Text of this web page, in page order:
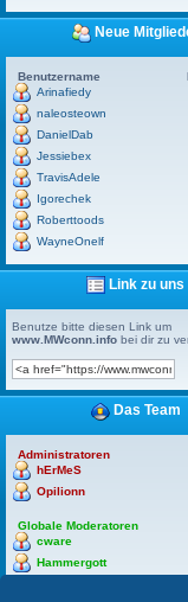
Neue
Benutzername
Arinafiedy
naleosteown
DanielDab
Jessiebex
TravisAdele
Igorechek
Roberttoods
WayneOnelf
Link zu uns
Benutze bitte diesen Link um
www.MWconn.info bei dir zu
Das Team
Administratoren
hErMeS
Opilionn
Globale Moderatoren
cware
Hammergott